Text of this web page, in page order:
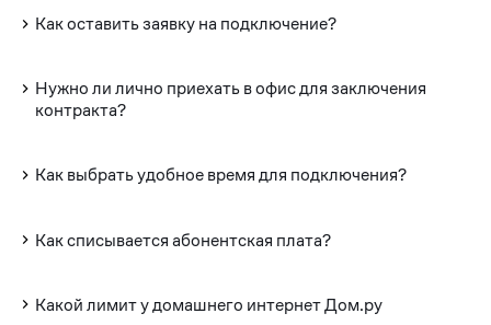
Как оставить заявку на подключение?
Нужно ли лично приехать в офис для заключения
контракта?
Как выбрать удобное время для подключения?
Как списывается абонентская плата?
Какой лимит у домашнего интернет Дом.ру